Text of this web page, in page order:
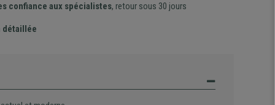
confiance aux spécialistes, retour sous 30 jours
détaillée